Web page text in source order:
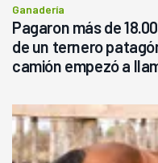
Ganadería
Pagaron más de
de un ternero
camión empezó a